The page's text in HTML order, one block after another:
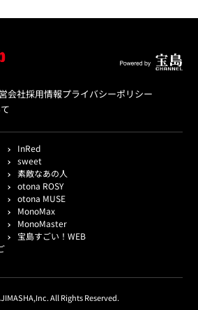
会社採用情報プライバシーポリシー
InRed
sweet
素敵なあの人
otona ROSY
otona MUSE
MonoMax
MonoMaster
宝島すごい！WEB
All Rights Reserved.